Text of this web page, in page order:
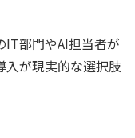
IT部門やAI担当者が
入が現実的な選択肢